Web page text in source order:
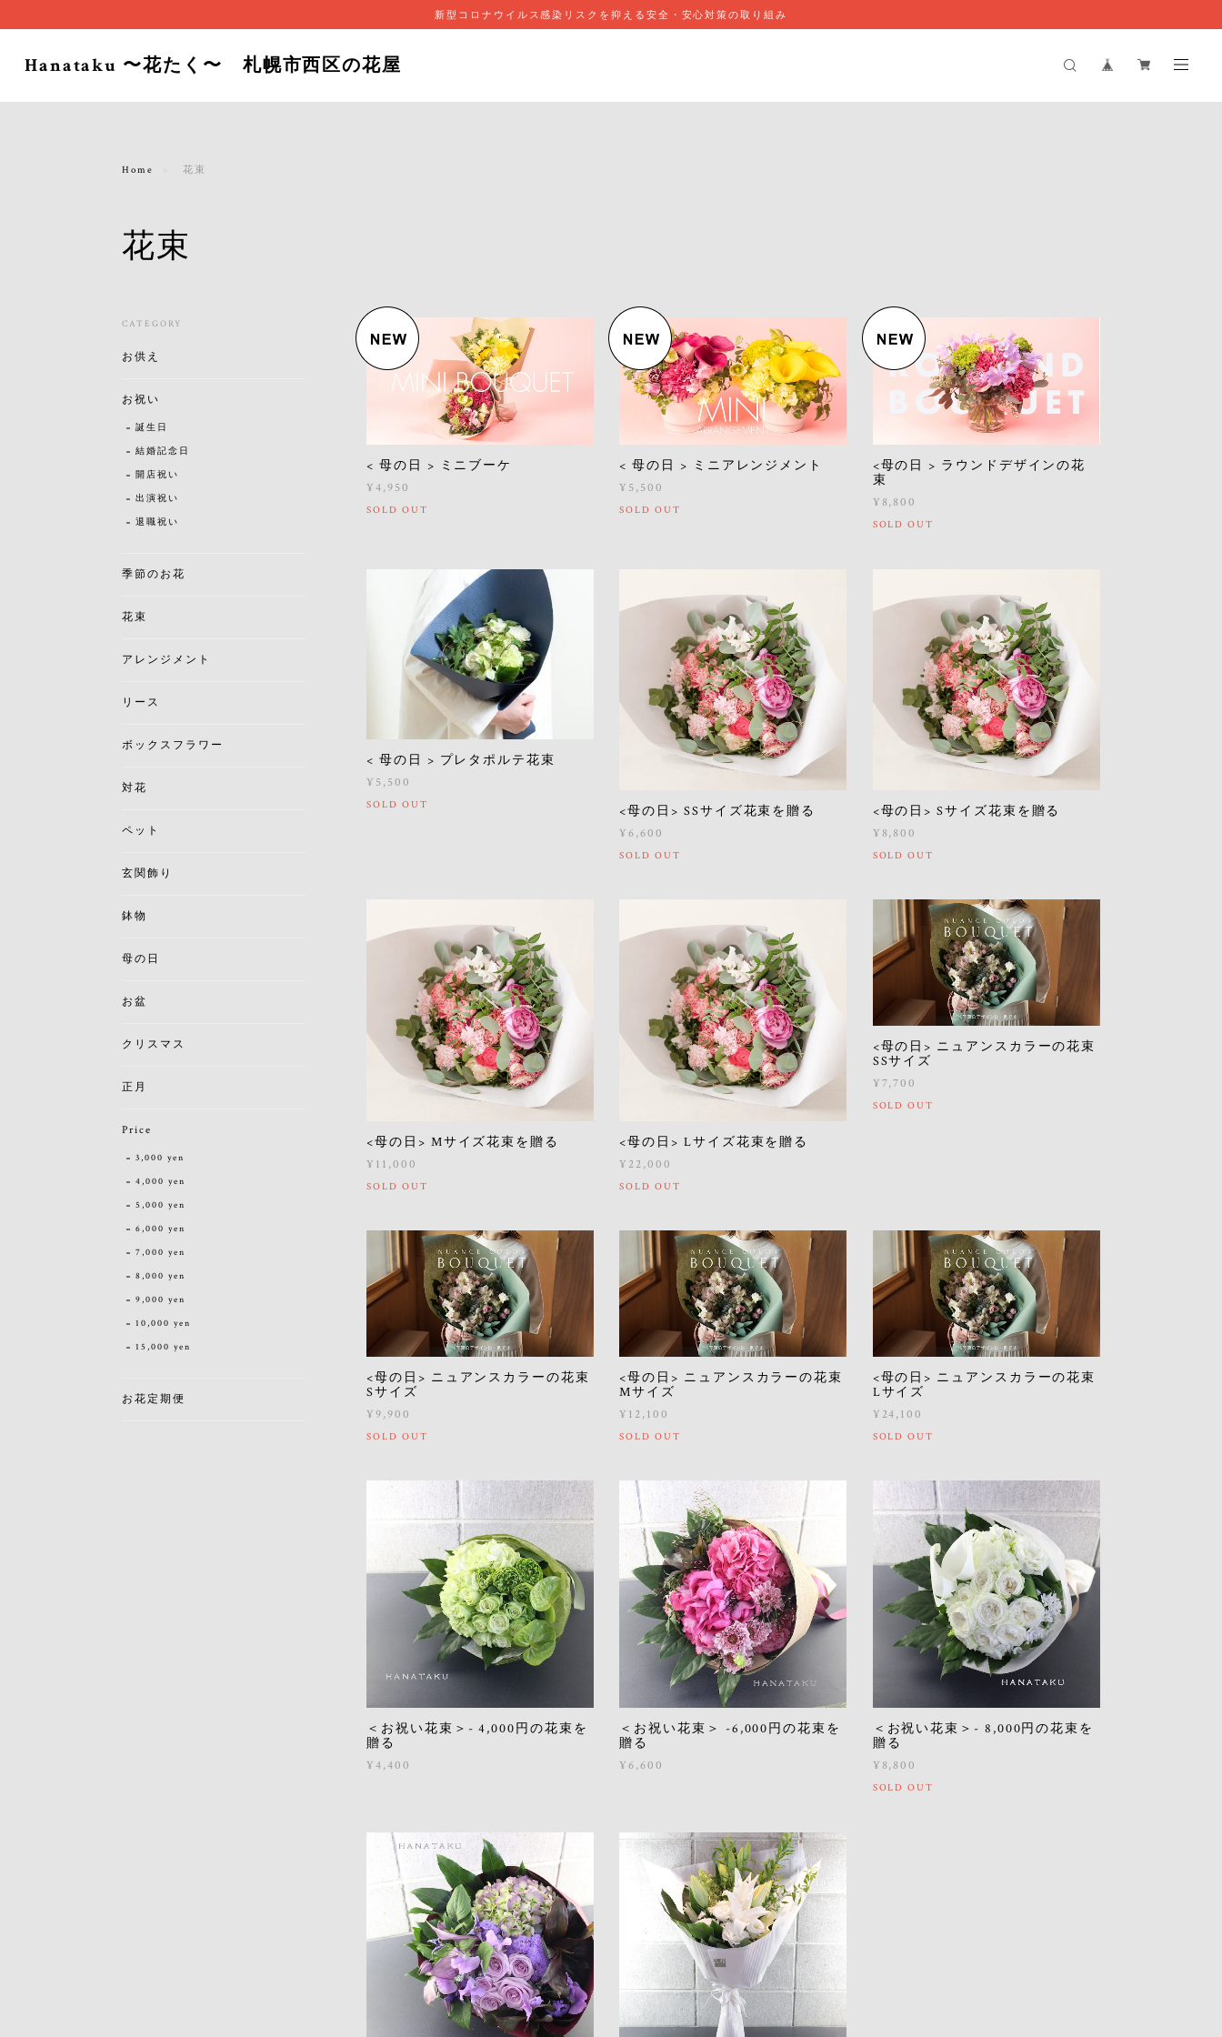
新型コロナウイルス感染リスクを抑える安全・安心対策の取り組み
Hanataku 〜花たく〜 札幌市西区の花屋
Home 花束
花束
< 母の日 > ミニブーケ
¥4,950
SOLD OUT
< 母の日 > ミニアレンジメント
¥5,500
SOLD OUT
<母の日 > ラウンドデザインの花
束
¥8,800
SOLD OUT
< 母の日 > プレタポルテ花束
¥5,500
SOLD OUT <母の日> SSサイズ花束を贈る
¥6,600
SOLD OUT
<母の日> Sサイズ花束を贈る
¥8,800
SOLD OUT
<母の日> Mサイズ花束を贈る
¥11,000
SOLD OUT
<母の日> Lサイズ花束を贈る
¥22,000
SOLD OUT
<母の日> ニュアンスカラーの花束
SSサイズ
¥7,700
SOLD OUT
<母の日> ニュアンスカラーの花束
Sサイズ
¥9,900
SOLD OUT
<母の日> ニュアンスカラーの花束
Mサイズ
¥12,100
SOLD OUT
<母の日> ニュアンスカラーの花束
Lサイズ
¥24,100
SOLD OUT
＜お祝い花束＞- 4,000円の花束を
贈る
¥4,400
＜お祝い花束＞ -6,000円の花束を
贈る
¥6,600
＜お祝い花束＞- 8,000円の花束を
贈る
¥8,800
SOLD OUT
CATEGORY
お供え
お祝い
誕生日
結婚記念日
開店祝い
出演祝い
退職祝い
季節のお花
花束
アレンジメント
リース
ボックスフラワー
対花
ペット
玄関飾り
鉢物
母の日
お盆
クリスマス
正月
Price
3,000 yen
4,000 yen
5,000 yen
6,000 yen
7,000 yen
8,000 yen
9,000 yen
10,000 yen
15,000 yen
お花定期便